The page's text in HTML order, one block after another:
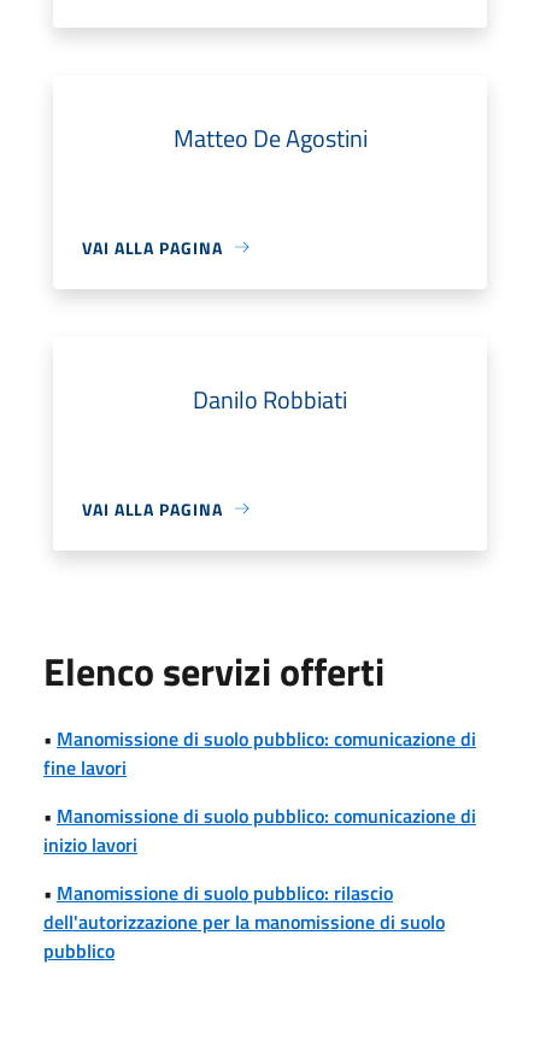
Matteo De Agostini
VAI ALLA PAGINA
Danilo Robbiati
VAI ALLA PAGINA
Elenco servizi offerti
• Manomissione di suolo pubblico: comunicazione di
fine lavori
• Manomissione di suolo pubblico: comunicazione di
inizio lavori
• Manomissione di suolo pubblico: rilascio
dell'autorizzazione per la manomissione di suolo
pubblico